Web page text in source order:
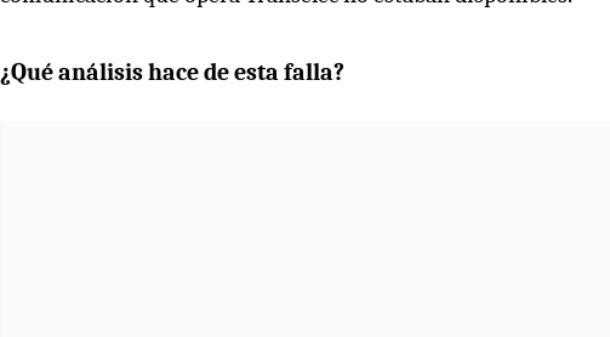
¿Qué análisis hace de esta falla?